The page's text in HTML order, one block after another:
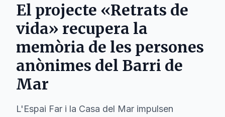
El projecte «Retrats de
vida» recupera la
memòria de les persones
anònimes del Barri de
Mar
L'Espai Far i la Casa del Mar impulsen